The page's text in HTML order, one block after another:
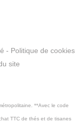
- Politique de cookies
site
**Avec le code
TTC de thés et de tisanes